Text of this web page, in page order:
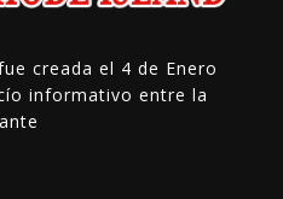
creada el 4 de Enero
informativo entre la